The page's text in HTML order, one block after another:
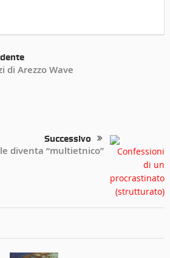
di Arezzo Wave
Successivo
diventa “multietnico”